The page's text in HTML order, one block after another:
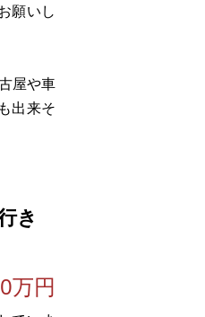
願いし
屋や車
出来そ
き
万円